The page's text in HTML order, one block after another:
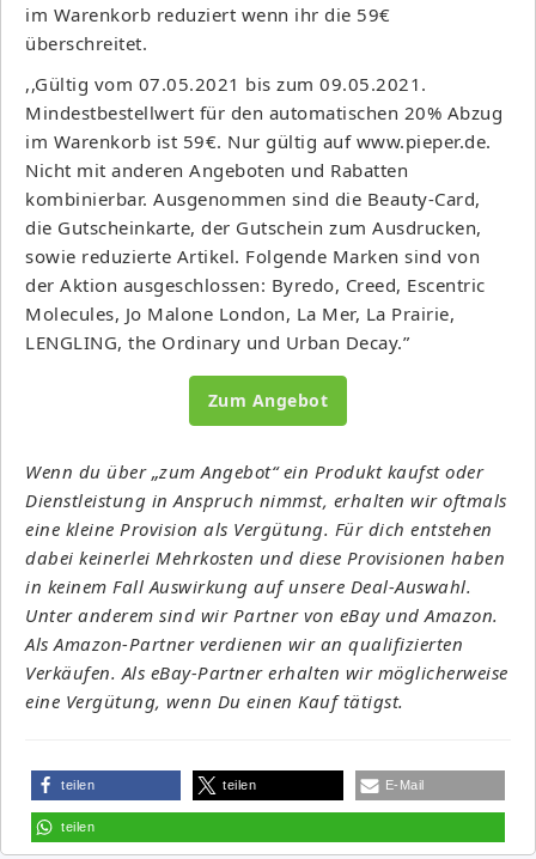
im Warenkorb reduziert wenn ihr die 59€
überschreitet.
,,Gültig vom 07.05.2021 bis zum 09.05.2021.
Mindestbestellwert für den automatischen 20% Abzug
im Warenkorb ist 59€. Nur gültig auf www.pieper.de.
Nicht mit anderen Angeboten und Rabatten
kombinierbar. Ausgenommen sind die Beauty-Card,
die Gutscheinkarte, der Gutschein zum Ausdrucken,
sowie reduzierte Artikel. Folgende Marken sind von
der Aktion ausgeschlossen: Byredo, Creed, Escentric
Molecules, Jo Malone London, La Mer, La Prairie,
LENGLING, the Ordinary und Urban Decay.”
Zum Angebot
Wenn du über „zum Angebot“ ein Produkt kaufst oder
Dienstleistung in Anspruch nimmst, erhalten wir oftmals
eine kleine Provision als Vergütung. Für dich entstehen
dabei keinerlei Mehrkosten und diese Provisionen haben
in keinem Fall Auswirkung auf unsere Deal-Auswahl.
Unter anderem sind wir Partner von eBay und Amazon.
Als Amazon-Partner verdienen wir an qualifizierten
Verkäufen. Als eBay-Partner erhalten wir möglicherweise
eine Vergütung, wenn Du einen Kauf tätigst.
teilen teilen E-Mail
teilen